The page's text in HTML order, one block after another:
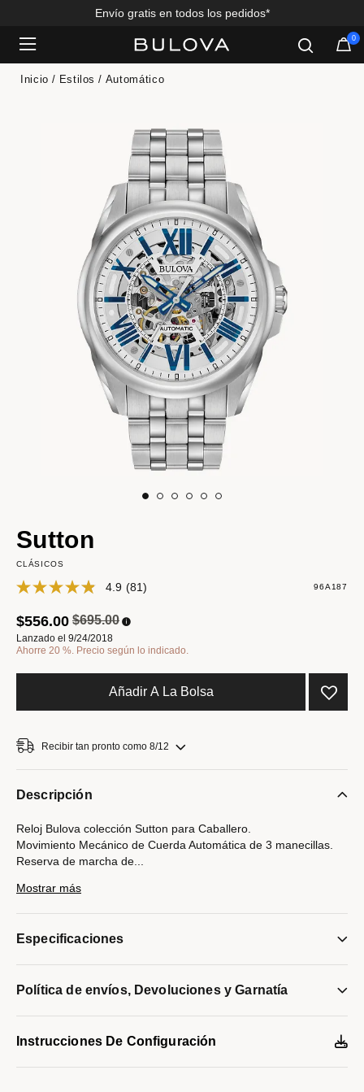
Envío gratis en todos los pedidos*
0
Inicio Estilos Automático
Sutton
CLÁSICOS
4.9 (81) 96A187
Precio reducido de
$695.00a
$556.00
Lanzado el 9/24/2018
Ahorre 20 %. Precio según lo indicado.
Añadir A La Bolsa
Recibir tan pronto como 8/12
Descripción
Reloj Bulova colección Sutton para Caballero.
Movimiento Mecánico de Cuerda Automática de 3 manecillas.
Reserva de marcha de
Caja realizada y brazalete realizados en acero inoxidable,
funcionamiento con indicadores en números romanos y
Cristal Mineral
Modelo #:96A187
Mostrar más
Especificaciones
Política de envíos, Devoluciones y Garnatía
Instrucciones De Configuración
Added to Manage Wishlist